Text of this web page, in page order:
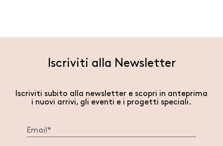
Iscriviti alla Newsletter
Iscriviti subito alla newsletter e scopri in anteprima
i nuovi arrivi, gli eventi e i progetti speciali.